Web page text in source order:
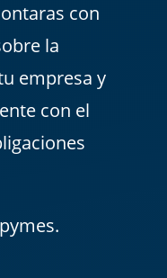
con
la
empresa y
con el